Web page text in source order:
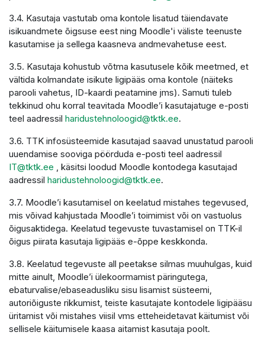
3.4. Kasutaja vastutab oma kontole lisatud täiendavate
isikuandmete õigsuse eest ning Moodle'i väliste teenuste
kasutamise ja sellega kaasneva andmevahetuse eest.
3.5. Kasutaja kohustub võtma kasutusele kõik meetmed, et
vältida kolmandate isikute ligipääs oma kontole (näiteks
parooli vahetus, ID-kaardi peatamine jms). Samuti tuleb
tekkinud ohu korral teavitada Moodle’i kasutajatuge e-posti
teel aadressil haridustehnoloogid@tktk.ee.
3.6. TTK infosüsteemide kasutajad saavad unustatud parooli
uuendamise sooviga pöörduda e-posti teel aadressil
IT@tktk.ee , käsitsi loodud Moodle kontodega kasutajad
aadressil haridustehnoloogid@tktk.ee.
3.7. Moodle’i kasutamisel on keelatud mistahes tegevused,
mis võivad kahjustada Moodle’i toimimist või on vastuolus
õigusaktidega. Keelatud tegevuste tuvastamisel on TTK-il
õigus piirata kasutaja ligipääs e-õppe keskkonda.
3.8. Keelatud tegevuste all peetakse silmas muuhulgas, kuid
mitte ainult, Moodle’i ülekoormamist päringutega,
ebaturvalise/ebaseadusliku sisu lisamist süsteemi,
autoriõiguste rikkumist, teiste kasutajate kontodele ligipääsu
üritamist või mistahes viisil vms etteheidetavat käitumist või
sellisele käitumisele kaasa aitamist kasutaja poolt.